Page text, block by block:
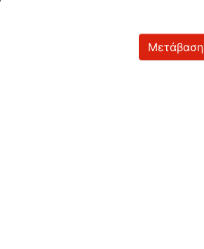
Μετάβαση